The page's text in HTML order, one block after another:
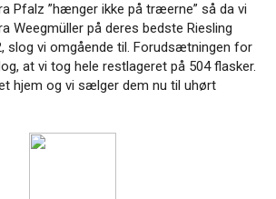
Pfalz ”hænger ikke på træerne” så da vi
Weegmüller på deres bedste Riesling
slog vi omgående til. Forudsætningen for
at vi tog hele restlageret på 504 flasker.
hjem og vi sælger dem nu til uhørt